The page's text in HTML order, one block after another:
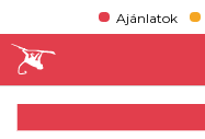
Ajánlatok